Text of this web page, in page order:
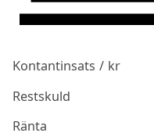
Kontantinsats / kr
Restskuld
Ränta